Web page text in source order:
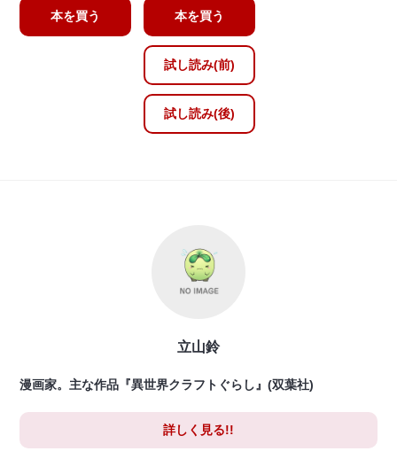
本を買う 本を買う
試し読み(前)
試し読み(後)
立山鈴
漫画家。主な作品『異世界クラフトぐらし』(双葉社)
詳しく見る!!